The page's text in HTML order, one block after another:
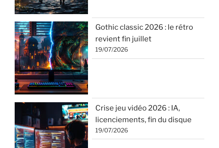
Gothic classic 2026 : le rétro
revient fin juillet
19/07/2026
Crise jeu vidéo 2026 : IA,
licenciements, fin du disque
19/07/2026